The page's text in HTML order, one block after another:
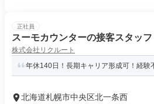
正社員
スーモカウンターの接客スタッフ
株式会社リクルート
年休140日！長期キャリア形成可！経験
北海道札幌市中央区北一条西